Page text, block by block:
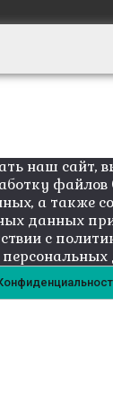
наш сайт,
а также
данных
с